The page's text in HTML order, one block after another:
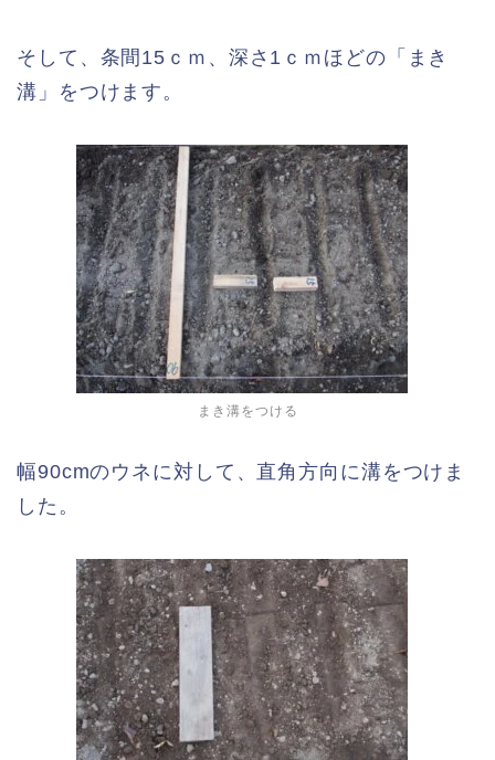
そして、条間15ｃｍ、深さ1ｃｍほどの「まき
溝」をつけます。
まき溝をつける
幅90cmのウネに対して、直角方向に溝をつけま
した。